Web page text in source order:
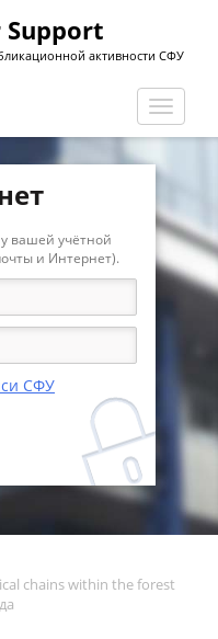
Support
активности СФУ
вашей учётной
и Интернет).
СФУ
chains within the forest